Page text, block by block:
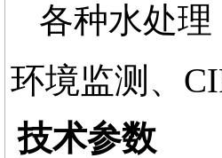
各种水处理
环境监测、
技术参数